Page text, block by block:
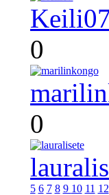
0
0
5 6 7 8 9 10 11 12